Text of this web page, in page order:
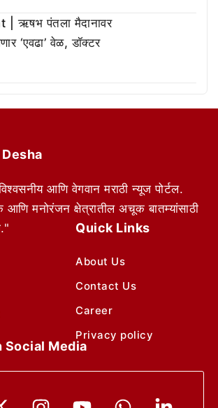
ऋषभ पंतला मैदानावर
‘एवढा’ वेळ, डॉक्टर
आणि वेगवान मराठी न्यूज पोर्टल.
आणि मनोरंजन क्षेत्रातील अचूक बातम्यांसाठी
Quick Links
About Us
Contact Us
Career
Privacy policy
Social Media